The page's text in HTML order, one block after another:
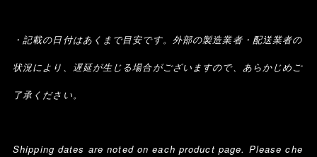
・記載の日付はあくまで目安です。外部の製造業者・配送業者の
状況により、遅延が生じる場合がございますので、あらかじめご
了承ください。
Shipping dates are noted on each product page. Please che